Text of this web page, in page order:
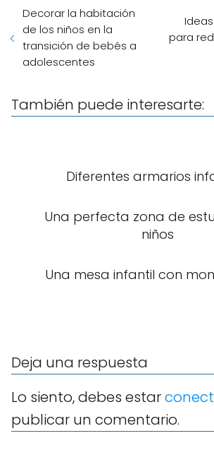
Decorar la habitación
de los niños en la
transición de bebés a
adolescentes
para
También puede interesarte:
Diferentes armarios
Una perfecta zona de
niños
Una mesa infantil con
Deja una respuesta
Lo siento, debes estar
publicar un comentario.